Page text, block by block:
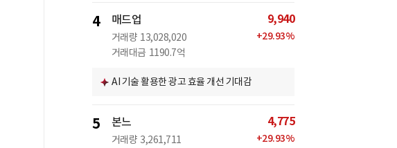
4 매드업
거래량 13,028,020
거래대금 1190.7억
9,940
+29.93%
AI 기술 활용한 광고 효율 개선 기대감
5 본느
거래량 3,261,711
4,775
+29.93%